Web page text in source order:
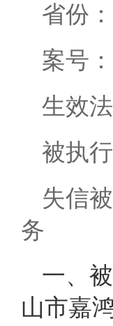
省份
案号
生效
被执
失信
务
一、
山市嘉